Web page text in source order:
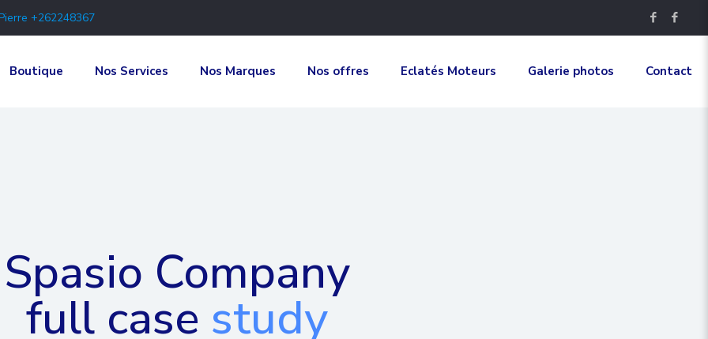
+262248367
Boutique Nos Services Nos Marques Nos offres Eclatés Moteurs Galerie photos Contact
Spasio Company
full case study